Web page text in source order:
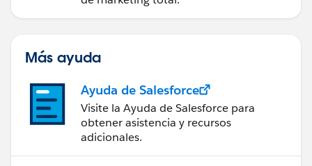
Más ayuda
Ayuda de Salesforce
Visite la Ayuda de Salesforce para
obtener asistencia y recursos
adicionales.